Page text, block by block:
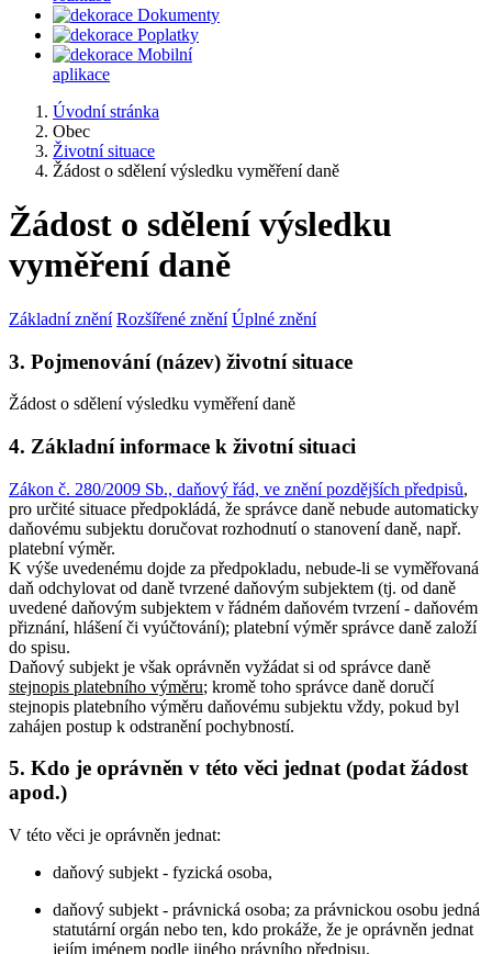
Dokumenty
Poplatky
Mobilní
aplikace
Úvodní stránka
Obec
Životní situace
Žádost o sdělení výsledku vyměření daně
Žádost o sdělení výsledku
vyměření daně
Základní znění Rozšířené znění Úplné znění
3. Pojmenování (název) životní situace
Žádost o sdělení výsledku vyměření daně
4. Základní informace k životní situaci
Zákon č. 280/2009 Sb., daňový řád, ve znění pozdějších předpisů,
pro určité situace předpokládá, že správce daně nebude automaticky
daňovému subjektu doručovat rozhodnutí o stanovení daně, např.
platební výměr.
K výše uvedenému dojde za předpokladu, nebude-li se vyměřovaná
daň odchylovat od daně tvrzené daňovým subjektem (tj. od daně
uvedené daňovým subjektem v řádném daňovém tvrzení - daňovém
přiznání, hlášení či vyúčtování); platební výměr správce daně založí
do spisu.
Daňový subjekt je však oprávněn vyžádat si od správce daně
stejnopis platebního výměru; kromě toho správce daně doručí
stejnopis platebního výměru daňovému subjektu vždy, pokud byl
zahájen postup k odstranění pochybností.
5. Kdo je oprávněn v této věci jednat (podat žádost
apod.)
V této věci je oprávněn jednat:
daňový subjekt - fyzická osoba,
daňový subjekt - právnická osoba; za právnickou osobu jedná
statutární orgán nebo ten, kdo prokáže, že je oprávněn jednat
jejím jménem podle jiného právního předpisu,